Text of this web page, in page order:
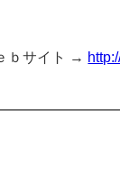
ｂサイト →